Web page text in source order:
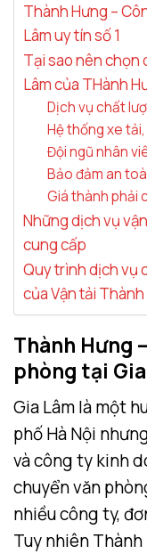
Thành Hưng –
Lâm uy tín số 1
Tại sao nên chọn
Lâm của THành
Dịch vụ chất
Hệ thống xe
Đội ngũ nhân
Bảo đảm an
Giá thành phải
Những dịch vụ
cung cấp
Quy trình dịch vụ
của Vận tải
Thành Hưng
phòng tại
Gia Lâm là một
phố Hà Nội
và công ty kinh
chuyển văn
nhiều công ty,
Tuy nhiên